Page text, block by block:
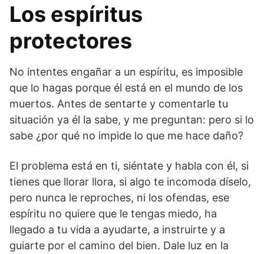
Los espíritus
protectores
No intentes engañar a un espíritu, es imposible
que lo hagas porque él está en el mundo de los
muertos. Antes de sentarte y comentarle tu
situación ya él la sabe, y me preguntan: pero si lo
sabe ¿por qué no impide lo que me hace daño?
El problema está en ti, siéntate y habla con él, si
tienes que llorar llora, si algo te incomoda díselo,
pero nunca le reproches, ni los ofendas, ese
espíritu no quiere que le tengas miedo, ha
llegado a tu vida a ayudarte, a instruirte y a
guiarte por el camino del bien. Dale luz en la